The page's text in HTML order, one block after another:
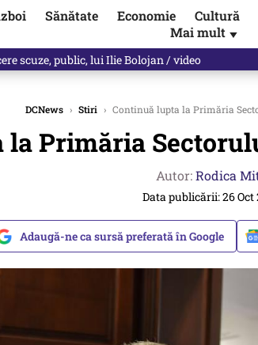
Sănătate Economie Cultură
Mai mult ▼
s-a ales praful de tot!” Eugen Teodorovici,
DCNews › Stiri › Continuă lupta la Primăria
Primăria
Autor:Rodica
Data publicării: 26 Oct
Adaugă-ne ca sursă preferată în Google